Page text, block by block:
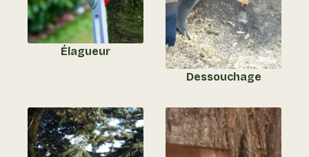
Élagueur
Dessouchage